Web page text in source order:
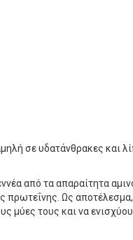
σε υδατάνθρακες και
από τα απαραίτητα
Ως
μύες τους και να